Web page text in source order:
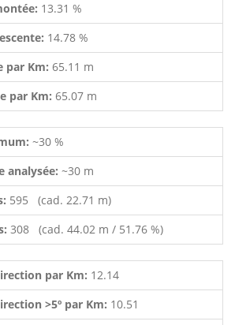
13.31 %
14.78 %
par Km: 65.11 m
par Km: 65.07 m
~30 %
analysée: ~30 m
595 (cad. 22.71 m)
308 (cad. 44.02 m / 51.76 %)
par Km: 12.14
>5º par Km: 10.51